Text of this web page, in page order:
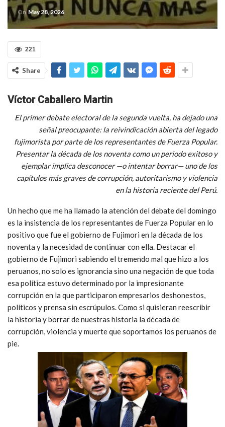
On May 28, 2026
221
Share
Víctor Caballero Martin
El primer debate electoral de la segunda vuelta, ha dejado una
señal preocupante: la reivindicación abierta del legado
fujimorista por parte de los representantes de Fuerza Popular.
Presentar la década de los noventa como un periodo exitoso y
ejemplar implica desconocer —o intentar borrar— uno de los
capítulos más graves de corrupción, autoritarismo y violencia
en la historia reciente del Perú.
Un hecho que me ha llamado la atención del debate del domingo
es la insistencia de los representantes de Fuerza Popular en lo
positivo que fue el gobierno de Fujimori en la década de los
noventa y la necesidad de continuar con ella. Destacar el
gobierno de Fujimori sabiendo el tremendo mal que hizo a los
peruanos, no solo es ignorancia sino una negación de que toda
esa política estuvo determinado por la impresionante
corrupción en la que participaron empresarios deshonestos,
políticos y prensa sin escrúpulos. Como si quisieran reescribir
la historia y borrar de nuestras historia la década de
corrupción, violencia y muerte que soportamos los peruanos de
pie.